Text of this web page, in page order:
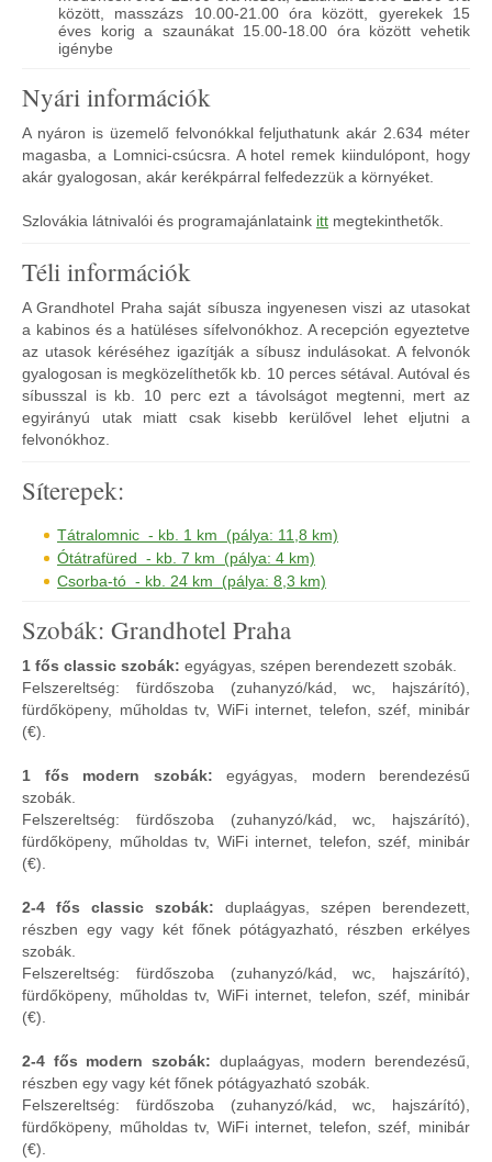
között, masszázs 10.00-21.00 óra között, gyerekek 15
éves korig a szaunákat 15.00-18.00 óra között vehetik
igénybe
Nyári információk
A nyáron is üzemelő felvonókkal feljuthatunk akár 2.634 méter
magasba, a Lomnici-csúcsra. A hotel remek kiindulópont, hogy
akár gyalogosan, akár kerékpárral felfedezzük a környéket.
Szlovákia látnivalói és programajánlataink itt megtekinthetők.
Téli információk
A Grandhotel Praha saját síbusza ingyenesen viszi az utasokat
a kabinos és a hatüléses sífelvonókhoz. A recepción egyeztetve
az utasok kéréséhez igazítják a síbusz indulásokat. A felvonók
gyalogosan is megközelíthetők kb. 10 perces sétával. Autóval és
síbusszal is kb. 10 perc ezt a távolságot megtenni, mert az
egyirányú utak miatt csak kisebb kerülővel lehet eljutni a
felvonókhoz.
Síterepek:
Tátralomnic - kb. 1 km (pálya: 11,8 km)
Ótátrafüred - kb. 7 km (pálya: 4 km)
Csorba-tó - kb. 24 km (pálya: 8,3 km)
Szobák: Grandhotel Praha
1 fős classic szobák: egyágyas, szépen berendezett szobák.
Felszereltség: fürdőszoba (zuhanyzó/kád, wc, hajszárító),
fürdőköpeny, műholdas tv, WiFi internet, telefon, széf, minibár
(€).
1 fős modern szobák: egyágyas, modern berendezésű
szobák.
Felszereltség: fürdőszoba (zuhanyzó/kád, wc, hajszárító),
fürdőköpeny, műholdas tv, WiFi internet, telefon, széf, minibár
(€).
2-4 fős classic szobák: duplaágyas, szépen berendezett,
részben egy vagy két főnek pótágyazható, részben erkélyes
szobák.
Felszereltség: fürdőszoba (zuhanyzó/kád, wc, hajszárító),
fürdőköpeny, műholdas tv, WiFi internet, telefon, széf, minibár
(€).
2-4 fős modern szobák: duplaágyas, modern berendezésű,
részben egy vagy két főnek pótágyazható szobák.
Felszereltség: fürdőszoba (zuhanyzó/kád, wc, hajszárító),
fürdőköpeny, műholdas tv, WiFi internet, telefon, széf, minibár
(€).